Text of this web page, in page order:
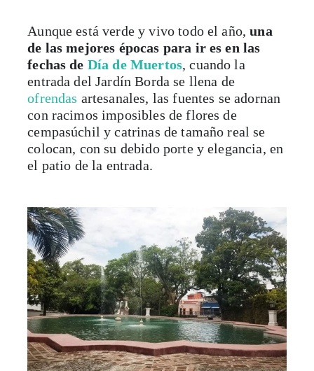
Aunque está verde y vivo todo el año,una
de las mejores épocas para ir es en las
fechas de Día de Muertos, cuando la
entrada del Jardín Borda se llena de
ofrendas artesanales, las fuentes se adornan
con racimos imposibles de flores de
cempasúchil y catrinas de tamaño real se
colocan, con su debido porte y elegancia, en
el patio de la entrada.